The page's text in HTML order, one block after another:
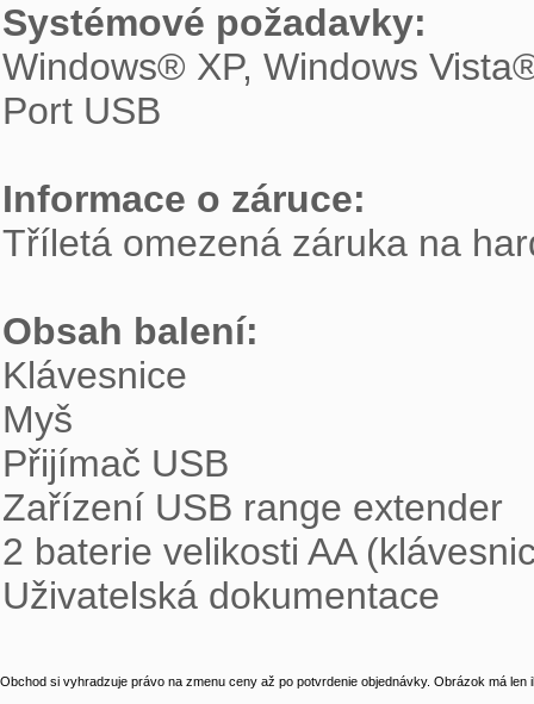
Systémové požadavky:
Windows® XP, Windows
Port USB
Informace o záruce:
Tříletá omezená záruka na
Obsah balení:
Klávesnice
Myš
Přijímač USB
Zařízení USB range extender
2 baterie velikosti AA
Uživatelská dokumentace
Obchod si vyhradzuje právo na zmenu ceny až po potvrdenie objednávky. Obrázok má len